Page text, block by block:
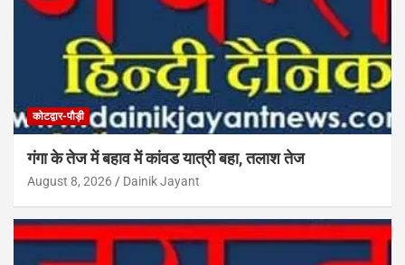
कोटद्वार-पौड़ी
गंगा के तेज में बहाव में कांवड यात्री बहा, तलाश तेज
August 8, 2026 Dainik Jayant